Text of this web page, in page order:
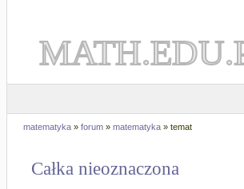
matematyka » forum » matematyka » temat
Całka nieoznaczona